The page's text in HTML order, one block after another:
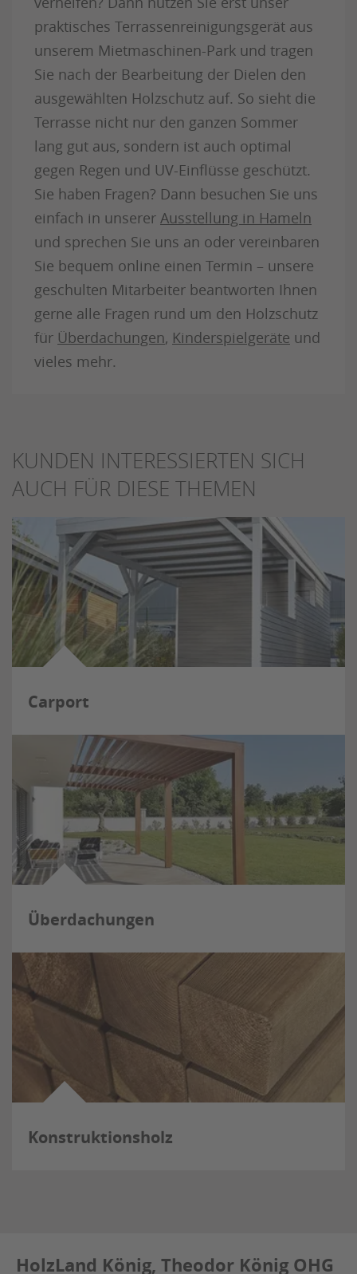
praktisches Terrassenreinigungsgerät aus
unserem Mietmaschinen-Park und tragen
Sie nach der Bearbeitung der Dielen den
ausgewählten Holzschutz auf. So sieht die
Terrasse nicht nur den ganzen Sommer
lang gut aus, sondern ist auch optimal
gegen Regen und UV-Einflüsse geschützt.
Sie haben Fragen? Dann besuchen Sie uns
einfach in unserer Ausstellung in Hameln
und sprechen Sie uns an oder vereinbaren
Sie bequem online einen Termin – unsere
geschulten Mitarbeiter beantworten Ihnen
gerne alle Fragen rund um den Holzschutz
für Überdachungen, Kinderspielgeräte und
vieles mehr.
KUNDEN INTERESSIERTEN SICH
AUCH FÜR DIESE THEMEN
Carport
Überdachungen
Konstruktionsholz
HolzLand König, Theodor König OHG